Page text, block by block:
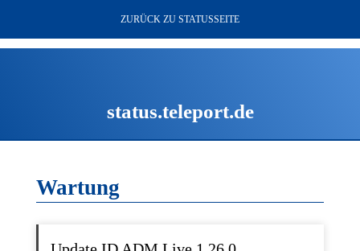
status.teleport.de
ZURÜCK ZU STATUSSEITE
Wartung